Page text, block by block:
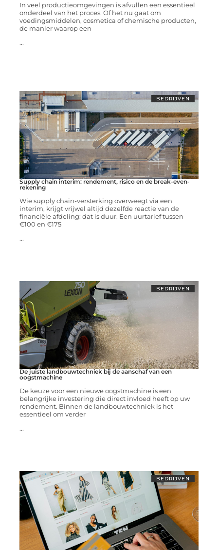
In veel productieomgevingen is afvullen een essentieel
onderdeel van het proces. Of het nu gaat om
voedingsmiddelen, cosmetica of chemische producten,
de manier waarop een
...
BEDRIJVEN
Supply chain interim: rendement, risico en de break-even-
rekening
Wie supply chain-versterking overweegt via een
interim, krijgt vrijwel altijd dezelfde reactie van de
financiële afdeling: dat is duur. Een uurtarief tussen
€100 en €175
...
BEDRIJVEN
De juiste landbouwtechniek bij de aanschaf van een
oogstmachine
De keuze voor een nieuwe oogstmachine is een
belangrijke investering die direct invloed heeft op uw
rendement. Binnen de landbouwtechniek is het
essentieel om verder
...
BEDRIJVEN